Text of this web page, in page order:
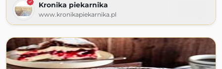
Kronika piekarnika
www.kronikapiekarnika.pl